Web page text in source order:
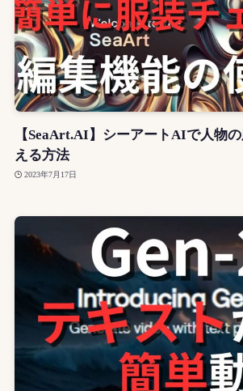
【SeaArt.AI】シーアートAIで人物
える方法
2023年7月17日